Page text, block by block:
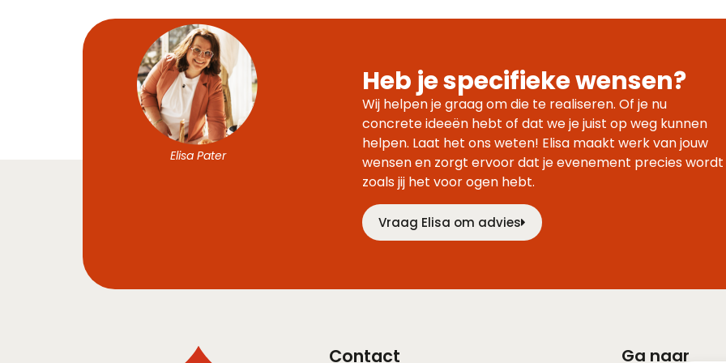
Elisa Pater
Heb je specifieke wensen?
Wij helpen je graag om die te realiseren. Of je nu
concrete ideeën hebt of dat we je juist op weg kunnen
helpen. Laat het ons weten! Elisa maakt werk van jouw
wensen en zorgt ervoor dat je evenement precies wordt
zoals jij het voor ogen hebt.
Vraag Elisa om advies
Contact Ga naar